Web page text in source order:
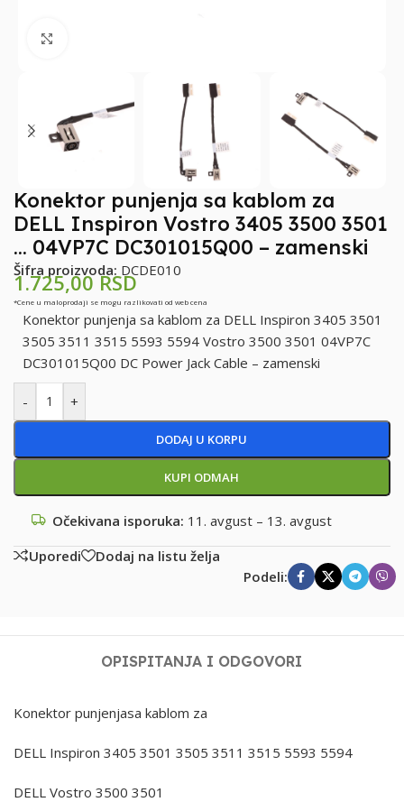
Konektor punjenja sa kablom za
DELL Inspiron Vostro 3405 3500 3501
… 04VP7C DC301015Q00 – zamenski
Šifra proizvoda: DCDE010
1.725,00RSD
*Cene u maloprodaji se mogu razlikovati od web cena
Konektor punjenja sa kablom za DELL Inspiron 3405 3501
3505 3511 3515 5593 5594 Vostro 3500 3501 04VP7C
DC301015Q00 DC Power Jack Cable – zamenski
- +
DODAJ U KORPU
KUPI ODMAH
Očekivana isporuka: 11. avgust – 13. avgust
Uporedi
Dodaj na listu želja
Podeli:
OPISPITANJA I ODGOVORI
Konektor punjenjasa kablom za
DELL Inspiron 3405 3501 3505 3511 3515 5593 5594
DELL Vostro 3500 3501